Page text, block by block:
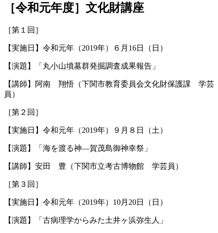
［令和元年度］文化財講座
［第１回］
【実施日】令和元年（2019年）６月16日（日）
【演題】「丸小山墳墓群発掘調査成果報告」
【講師】阿南 翔悟（下関市教育委員会文化財保護課 学芸
員）
［第２回］
【実施日】令和元年（2019年）９月８日（土）
【演題】「海を渡る神—賀茂島御神幸祭」
【講師】安田 豊（下関市立考古博物館 学芸員）
［第３回］
【実施日】令和元年（2019年）10月20日（日）
【演題】「古病理学からみた土井ヶ浜弥生人」